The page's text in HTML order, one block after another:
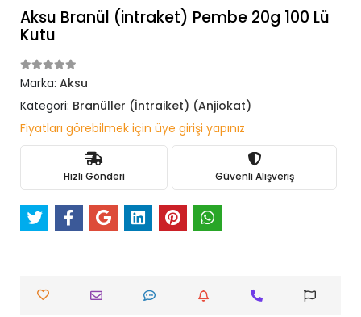
Aksu Branül (intraket) Pembe 20g 100 Lü
Kutu
Marka: Aksu
Kategori: Branüller (İntraiket) (Anjiokat)
Fiyatları görebilmek için üye girişi yapınız
Hızlı Gönderi Güvenli Alışveriş